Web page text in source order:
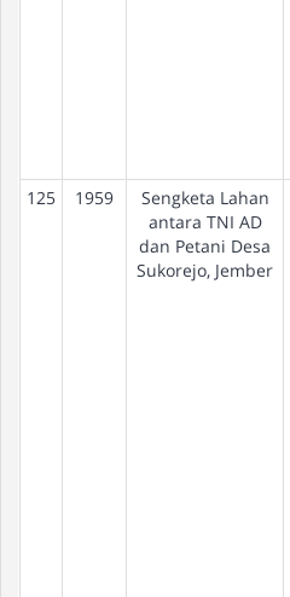
125 1959
Sengketa Lahan
antara TNI AD
dan Petani Desa
Sukorejo, Jember